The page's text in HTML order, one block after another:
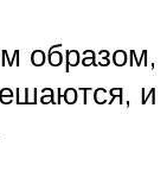
образом,
и